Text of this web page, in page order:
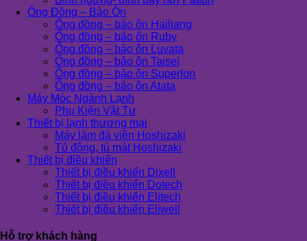
Ống Đồng – Bảo Ôn
Ống đồng – bảo ôn Hailiang
Ống đồng – bảo ôn Ruby
Ống đồng – bảo ôn Luvata
Ống đồng – bảo ôn Taisei
Ống đồng – bảo ôn Superlon
Ống đồng – bảo ôn Atata
Máy Móc Ngành Lạnh
Phụ Kiện Vật Tư
Thiết bị lạnh thương mại
Máy làm đá viên Hoshizaki
Tủ đông, tủ mát Hoshizaki
Thiết bị điều khiển
Thiết bị điều khiển Dixell
Thiết bị điều khiển Dotech
Thiết bị điều khiển Elitech
Thiết bị điều khiển Eliwell
Hỗ trợ khách hàng